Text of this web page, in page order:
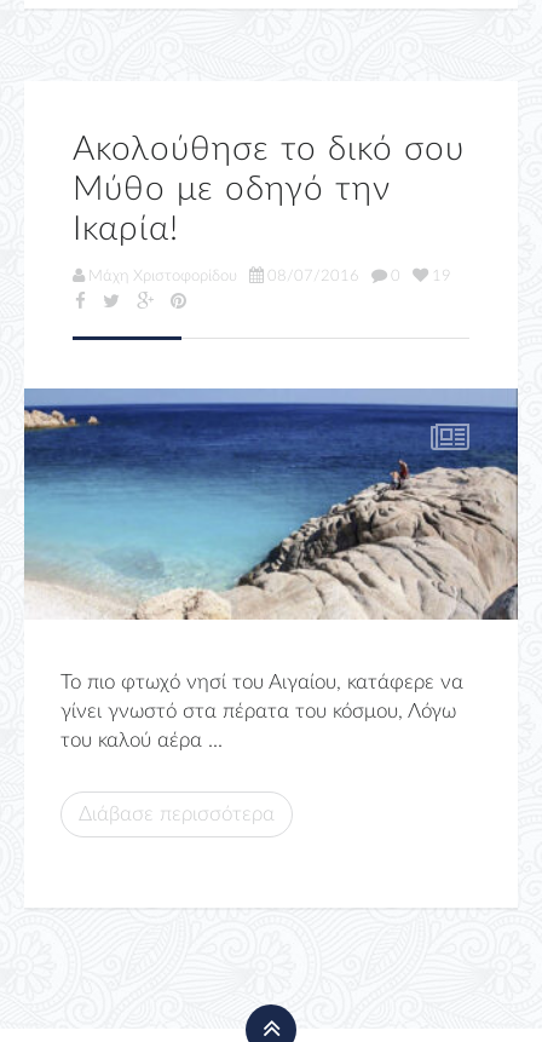
Ακολούθησε το δικό σου
Μύθο με οδηγό την
Ικαρία!
Μάχη Χριστοφορίδου 08/07/2016 0 19
Το πιο φτωχό νησί του Αιγαίου, κατάφερε να
γίνει γνωστό στα πέρατα του κόσμου, Λόγω
του καλού αέρα ...
Διάβασε περισσότερα